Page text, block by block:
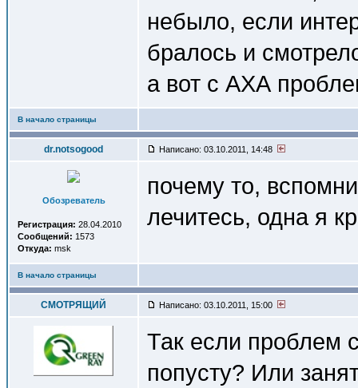
небыло, если
бралось и
а вот с АХА
В начало страницы
dr.notsogood Написано: 03.10.2011, 14:48
Обозреватель
Регистрация: 28.04.2010
Сообщений: 1573
Откуда: msk
почему то,
лечитесь, одна я
В начало страницы
СМОТРЯЩИЙ Написано: 03.10.2011, 15:00
Так если проблем
попусту? Или